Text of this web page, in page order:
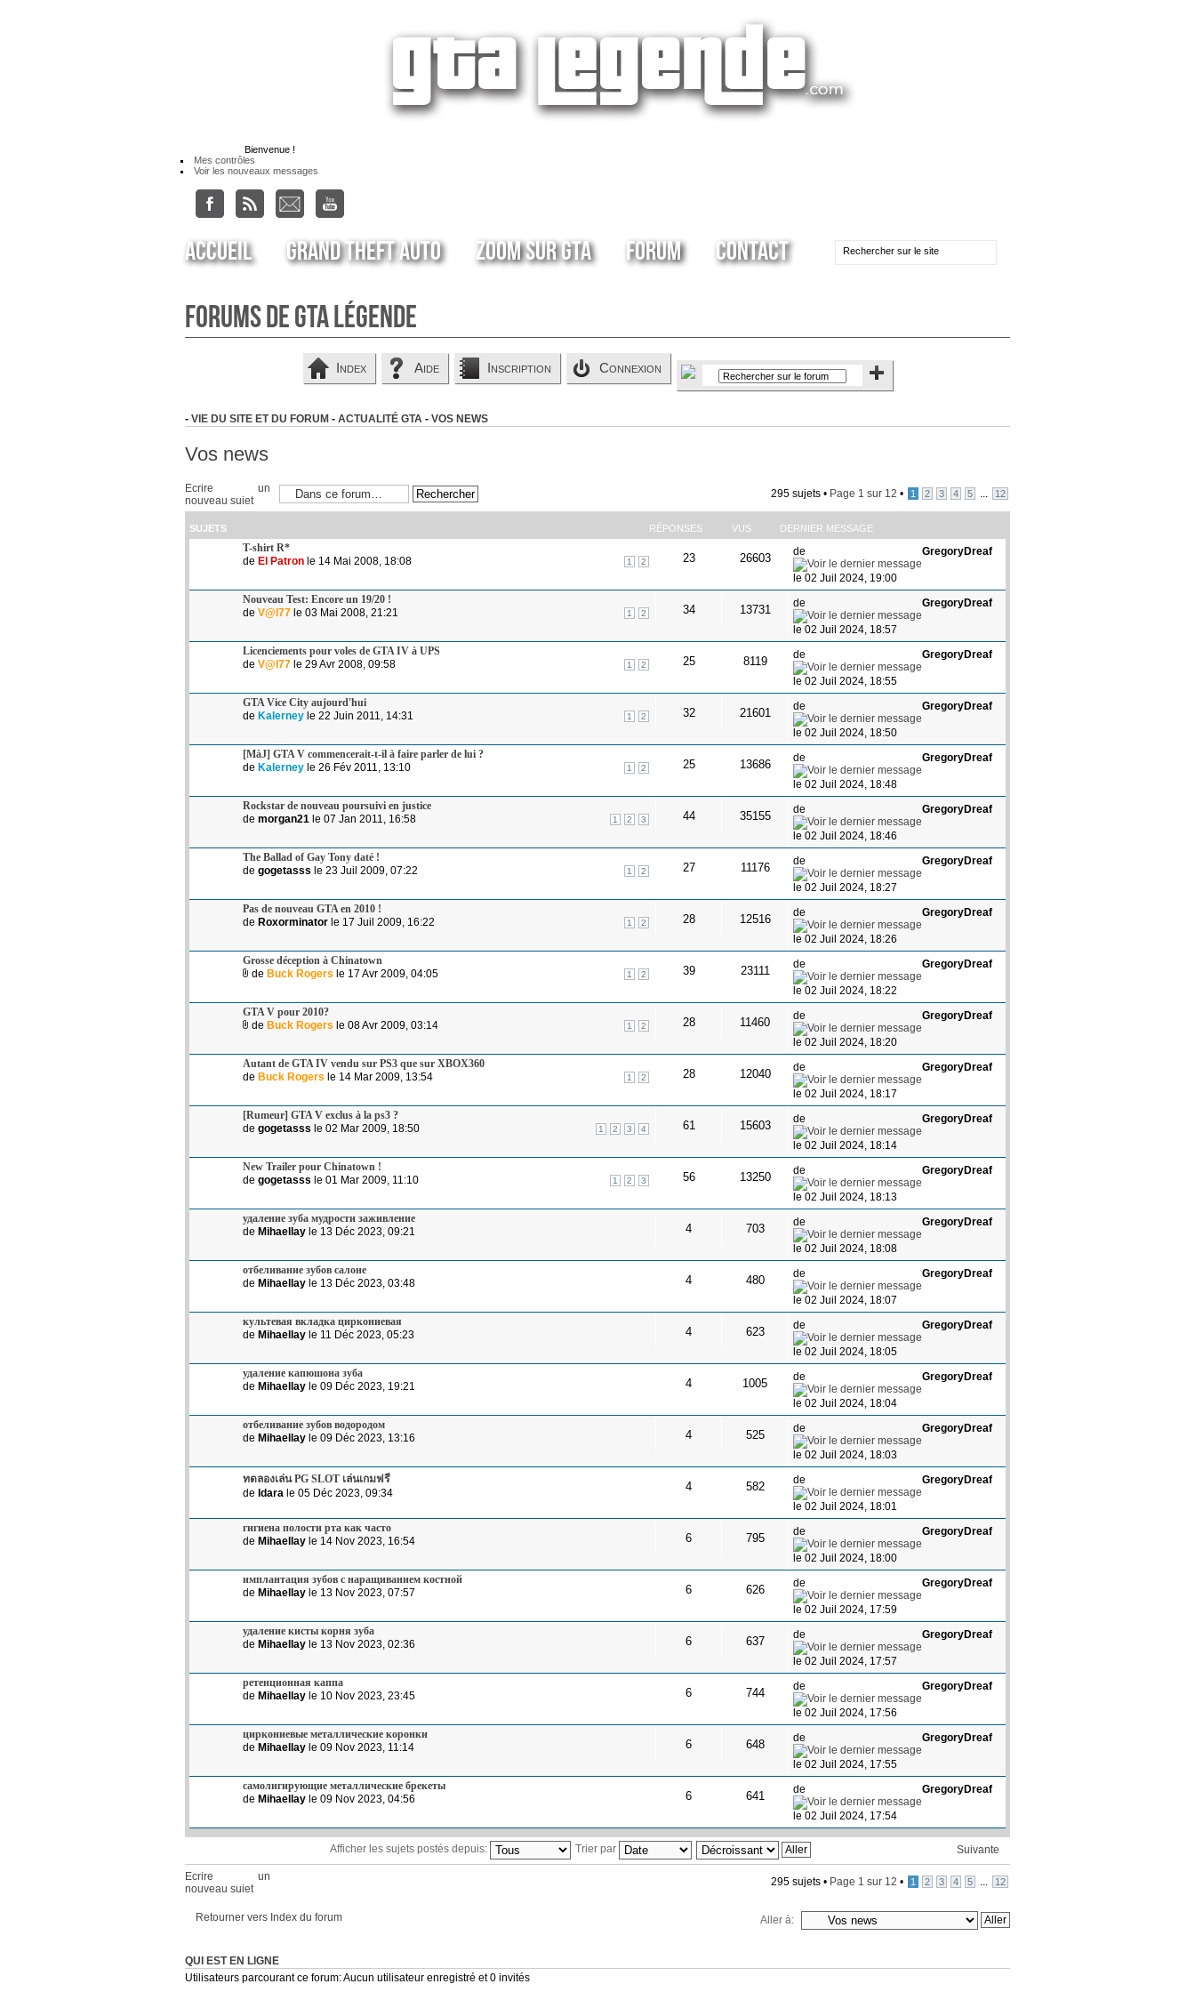
Bienvenue !
Mes contrôles
Voir les nouveaux messages
Accueil Grand Theft Auto Zoom sur GTA Forum Contact
Forums de GTA Légende
Index Aide Inscription Connexion
- VIE DU SITE ET DU FORUM - ACTUALITÉ GTA - VOS NEWS
Vos news
Ecrire un
nouveau sujet
295 sujets • Page 1 sur 12 • 1 2 3 4 5 12
SUJETS RÉPONSES VUS DERNIER MESSAGE
T-shirt R*
1 2
de El Patron le 14 Mai 2008, 18:08 23 26603 deGregoryDreaf
le 02 Juil 2024, 19:00
Nouveau Test: Encore un 19/20 !
1 2
de V@l77 le 03 Mai 2008, 21:21 34 13731 deGregoryDreaf
le 02 Juil 2024, 18:57
Licenciements pour voles de GTA IV à UPS
1 2
de V@l77 le 29 Avr 2008, 09:58 25 8119 deGregoryDreaf
le 02 Juil 2024, 18:55
GTA Vice City aujourd'hui
1 2
de Kalerney le 22 Juin 2011, 14:31 32 21601 deGregoryDreaf
le 02 Juil 2024, 18:50
[MàJ] GTA V commencerait-t-il à faire parler de lui ?
1 2
de Kalerney le 26 Fév 2011, 13:10 25 13686 deGregoryDreaf
le 02 Juil 2024, 18:48
Rockstar de nouveau poursuivi en justice
1 2 3
de morgan21 le 07 Jan 2011, 16:58 44 35155 deGregoryDreaf
le 02 Juil 2024, 18:46
The Ballad of Gay Tony daté !
1 2
de gogetasss le 23 Juil 2009, 07:22 27 11176 deGregoryDreaf
le 02 Juil 2024, 18:27
Pas de nouveau GTA en 2010 !
1 2
de Roxorminator le 17 Juil 2009, 16:22 28 12516 deGregoryDreaf
le 02 Juil 2024, 18:26
Grosse déception à Chinatown
1 2
de Buck Rogers le 17 Avr 2009, 04:05 39 23111 deGregoryDreaf
le 02 Juil 2024, 18:22
GTA V pour 2010?
1 2
de Buck Rogers le 08 Avr 2009, 03:14 28 11460 deGregoryDreaf
le 02 Juil 2024, 18:20
Autant de GTA IV vendu sur PS3 que sur XBOX360
1 2
de Buck Rogers le 14 Mar 2009, 13:54 28 12040 deGregoryDreaf
le 02 Juil 2024, 18:17
[Rumeur] GTA V exclus à la ps3 ?
1 2 3 4
de gogetasss le 02 Mar 2009, 18:50 61 15603 deGregoryDreaf
le 02 Juil 2024, 18:14
New Trailer pour Chinatown !
1 2 3
de gogetasss le 01 Mar 2009, 11:10 56 13250 deGregoryDreaf
le 02 Juil 2024, 18:13
удаление зуба мудрости заживление
de Mihaellay le 13 Déc 2023, 09:21 4 703 deGregoryDreaf
le 02 Juil 2024, 18:08
отбеливание зубов салоне
de Mihaellay le 13 Déc 2023, 03:48 4 480 deGregoryDreaf
le 02 Juil 2024, 18:07
культевая вкладка циркониевая
de Mihaellay le 11 Déc 2023, 05:23 4 623 deGregoryDreaf
le 02 Juil 2024, 18:05
удаление капюшона зуба
de Mihaellay le 09 Déc 2023, 19:21 4 1005 deGregoryDreaf
le 02 Juil 2024, 18:04
отбеливание зубов водородом
de Mihaellay le 09 Déc 2023, 13:16 4 525 deGregoryDreaf
le 02 Juil 2024, 18:03
ทดลองเล่น PG SLOT เล่นเกมฟรี
de ldara le 05 Déc 2023, 09:34 4 582 deGregoryDreaf
le 02 Juil 2024, 18:01
гигиена полости рта как часто
de Mihaellay le 14 Nov 2023, 16:54 6 795 deGregoryDreaf
le 02 Juil 2024, 18:00
имплантация зубов с наращиванием костной
de Mihaellay le 13 Nov 2023, 07:57 6 626 deGregoryDreaf
le 02 Juil 2024, 17:59
удаление кисты корня зуба
de Mihaellay le 13 Nov 2023, 02:36 6 637 deGregoryDreaf
le 02 Juil 2024, 17:57
ретенционная каппа
de Mihaellay le 10 Nov 2023, 23:45 6 744 deGregoryDreaf
le 02 Juil 2024, 17:56
циркониевые металлические коронки
de Mihaellay le 09 Nov 2023, 11:14 6 648 deGregoryDreaf
le 02 Juil 2024, 17:55
самолигирующие металлические брекеты
de Mihaellay le 09 Nov 2023, 04:56 6 641 deGregoryDreaf
le 02 Juil 2024, 17:54
Suivante
Afficher les sujets postés depuis: Trier par
Ecrire un
nouveau sujet
295 sujets • Page 1 sur 12 • 1 2 3 4 5 12
Retourner vers Index du forum Aller à:
QUI EST EN LIGNE
Utilisateurs parcourant ce forum: Aucun utilisateur enregistré et 0 invités